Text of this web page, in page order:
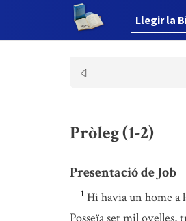
Llegir la
Pròleg (1-2)
Presentació de Job
1 Hi havia un home a